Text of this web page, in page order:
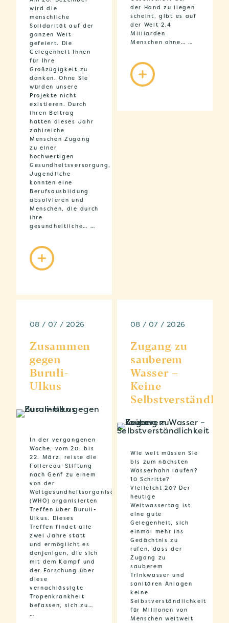
wird die
menschliche
Solidarität auf der
ganzen Welt
gefeiert. Die
Gelegenheit Ihnen
für Ihre
Großzügigkeit zu
danken. Ohne Sie
würden unsere
Projekte nicht
existieren. Durch
ihren Beitrag
hatten dieses Jahr
zahlreiche
Menschen Zugang
zu einer
hochwertigen
Gesundheitsversorgung,
Jugendliche
konnten eine
Berufsausbildung
absolvieren und
Menschen, die durch
ihre
gesundheitliche… …
der Hand zu liegen
scheint, gibt es auf
der Welt 2,4
Milliarden
Menschen ohne… …
08 / 07 / 2026
Zusammen
gegen
Buruli-
Ulkus
In der vergangenen
Woche, vom 20. bis
22. März, reiste die
Follereau-Stiftung
nach Genf zu einem
von der
Weltgesundheitsorganisation
(WHO) organisierten
Treffen über Buruli-
Ulkus. Dieses
Treffen findet alle
zwei Jahre statt
und ermöglicht es
denjenigen, die sich
mit dem Kampf und
der Forschung über
diese
vernachlässigte
Tropenkrankheit
befassen, sich zu…
…
08 / 07 / 2026
Zugang zu
sauberem
Wasser –
Keine
Wie weit müssen Sie
bis zum nächsten
Wasserhahn laufen?
10 Schritte?
Vielleicht 20? Der
heutige
Weltwassertag ist
eine gute
Gelegenheit, sich
einmal mehr ins
Gedächtnis zu
rufen, dass der
Zugang zu
sauberem
Trinkwasser und
sanitären Anlagen
keine
Selbstverständlichkeit
für Millionen von
Menschen weltweit